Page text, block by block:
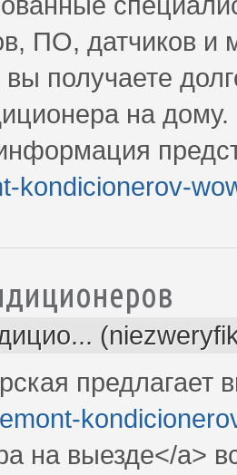
ПО, датчиков и
получаете
на дому.
kondicionerov-
предлагает
на выезде</a>